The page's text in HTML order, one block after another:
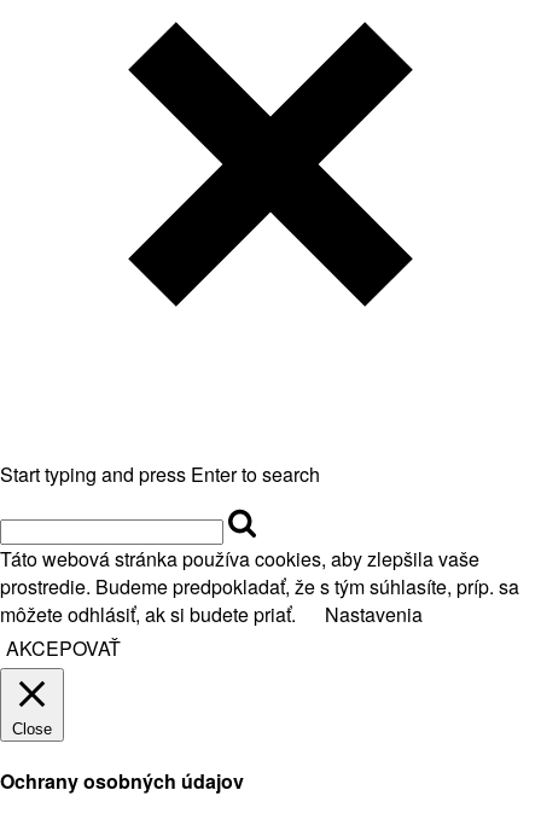
Start typing and press Enter to search
Táto webová stránka používa cookies, aby zlepšila vaše
prostredie. Budeme predpokladať, že s tým súhlasíte, príp. sa
môžete odhlásiť, ak si budete priať.
Nastavenia
AKCEPOVAŤ
Close
Ochrany osobných údajov